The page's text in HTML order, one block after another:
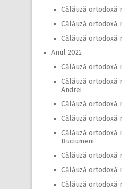
Călăuză ortodoxă
Călăuză ortodoxă
Călăuză ortodoxă
Anul 2022
Călăuză ortodoxă
Călăuză ortodoxă
Andrei
Călăuză ortodoxă
Călăuză ortodoxă
Călăuză ortodoxă
Buciumeni
Călăuză ortodoxă
Călăuză ortodoxă
Călăuză ortodoxă